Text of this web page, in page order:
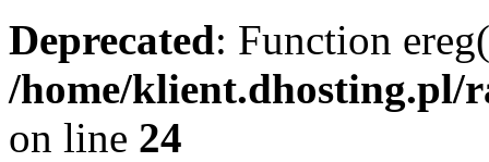
Deprecated: Function
/home/klient.dhosting.pl/
on line 24